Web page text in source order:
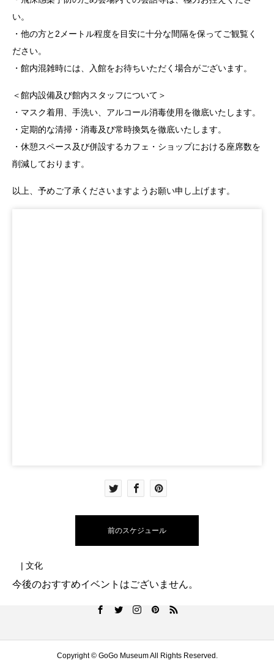
い。
・他の方と2メートル程度を目安に十分な間隔を保ってご観覧く
ださい。
・館内混雑時には、入館をお待ちいただく場合がございます。
＜館内設備及び館内スタッフについて＞
・マスク着用、手洗い、アルコール消毒使用を徹底いたします。
・定期的な清掃・消毒及び常時換気を徹底いたします。
・休憩スペース及び併設するカフェ・ショップにおける座席数を
削減しております。
以上、予めご了承くださいますようお願い申し上げます。
前のスケジュール
| 文化
今後のおすすめイベントはございません。
Copyright © GoGo Museum All Rights Reserved.